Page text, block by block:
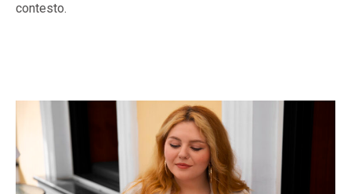
contesto.